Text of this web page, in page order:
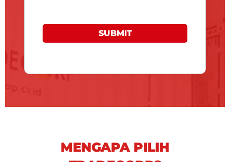
SUBMIT
MENGAPA PILIH